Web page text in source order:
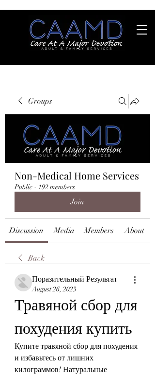
Groups
Non-Medical Home Services
Public · 192 members
Join
Discussion Media Members About
Back
Поразительный Результат
August 26, 2023
Травяной сбор для
похудения купить
Купите травяной сбор для похудения
и избавьтесь от лишних
килограммов! Натуральные